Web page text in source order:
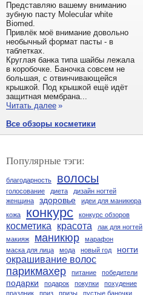
Представляю вашему вниманию
зубную пасту Molecular white
Biomed.
Привлёк моё внимание довольно
необычный формат пасты - в
таблетках.
Круглая банка типа шайбы лежала
в коробочке. Баночка совсем не
большая, с отвинчивающейся
крышкой. Под крышкой ещё идёт
защитная мембрана...
Читать далее »
Все обзоры косметики
Популярные тэги:
благодарность волосы
голосование диета
дизайн ногтей
женщина
здоровье
идеи для маникюра
кожа
конкурс конкурс обзоров
косметика красота
лак для ногтей
макияж
маникюр
марафон
маска для лица
мода новый год ногти
окрашивание волос
парикмахер питание победители
подарки подарок покупки
похудение
праздник
приз призы пустые баночки